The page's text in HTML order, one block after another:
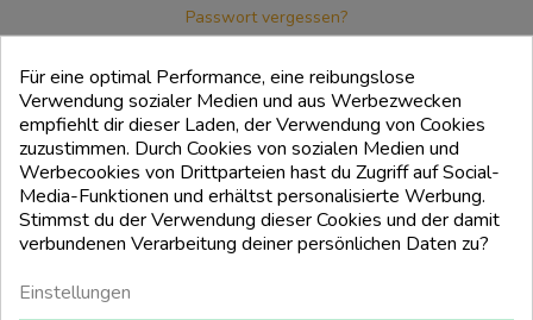
Passwort vergessen?
EINLOGGEN
KEIN KONTO?
ERSTELLEN SIE HIER
EINS
Für eine optimal Performance, eine reibungslose
Verwendung sozialer Medien und aus Werbezwecken
empfiehlt dir dieser Laden, der Verwendung von Cookies
zuzustimmen. Durch Cookies von sozialen Medien und
Werbecookies von Drittparteien hast du Zugriff auf Social-
Media-Funktionen und erhältst personalisierte Werbung.
Stimmst du der Verwendung dieser Cookies und der damit
verbundenen Verarbeitung deiner persönlichen Daten zu?
Einstellungen